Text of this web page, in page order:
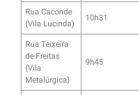
Rua Caconde
(Vila Lucinda)
10h31
Rua Teixeira
de Freitas
(Vila
Metalúrgica)
9h45